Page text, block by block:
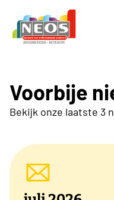
Voorbije
Bekijk onze laatste 3